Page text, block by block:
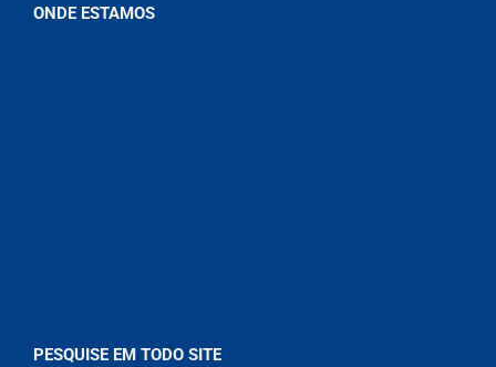
ONDE ESTAMOS
PESQUISE EM TODO SITE